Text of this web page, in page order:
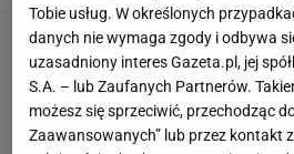
Tobie usług. W określonych
danych nie wymaga zgody i odbywa
uzasadniony interes Gazeta.pl, jej
S.A. – lub Zaufanych Partnerów.
możesz się sprzeciwić, przechodząc
Zaawansowanych” lub przez kontakt